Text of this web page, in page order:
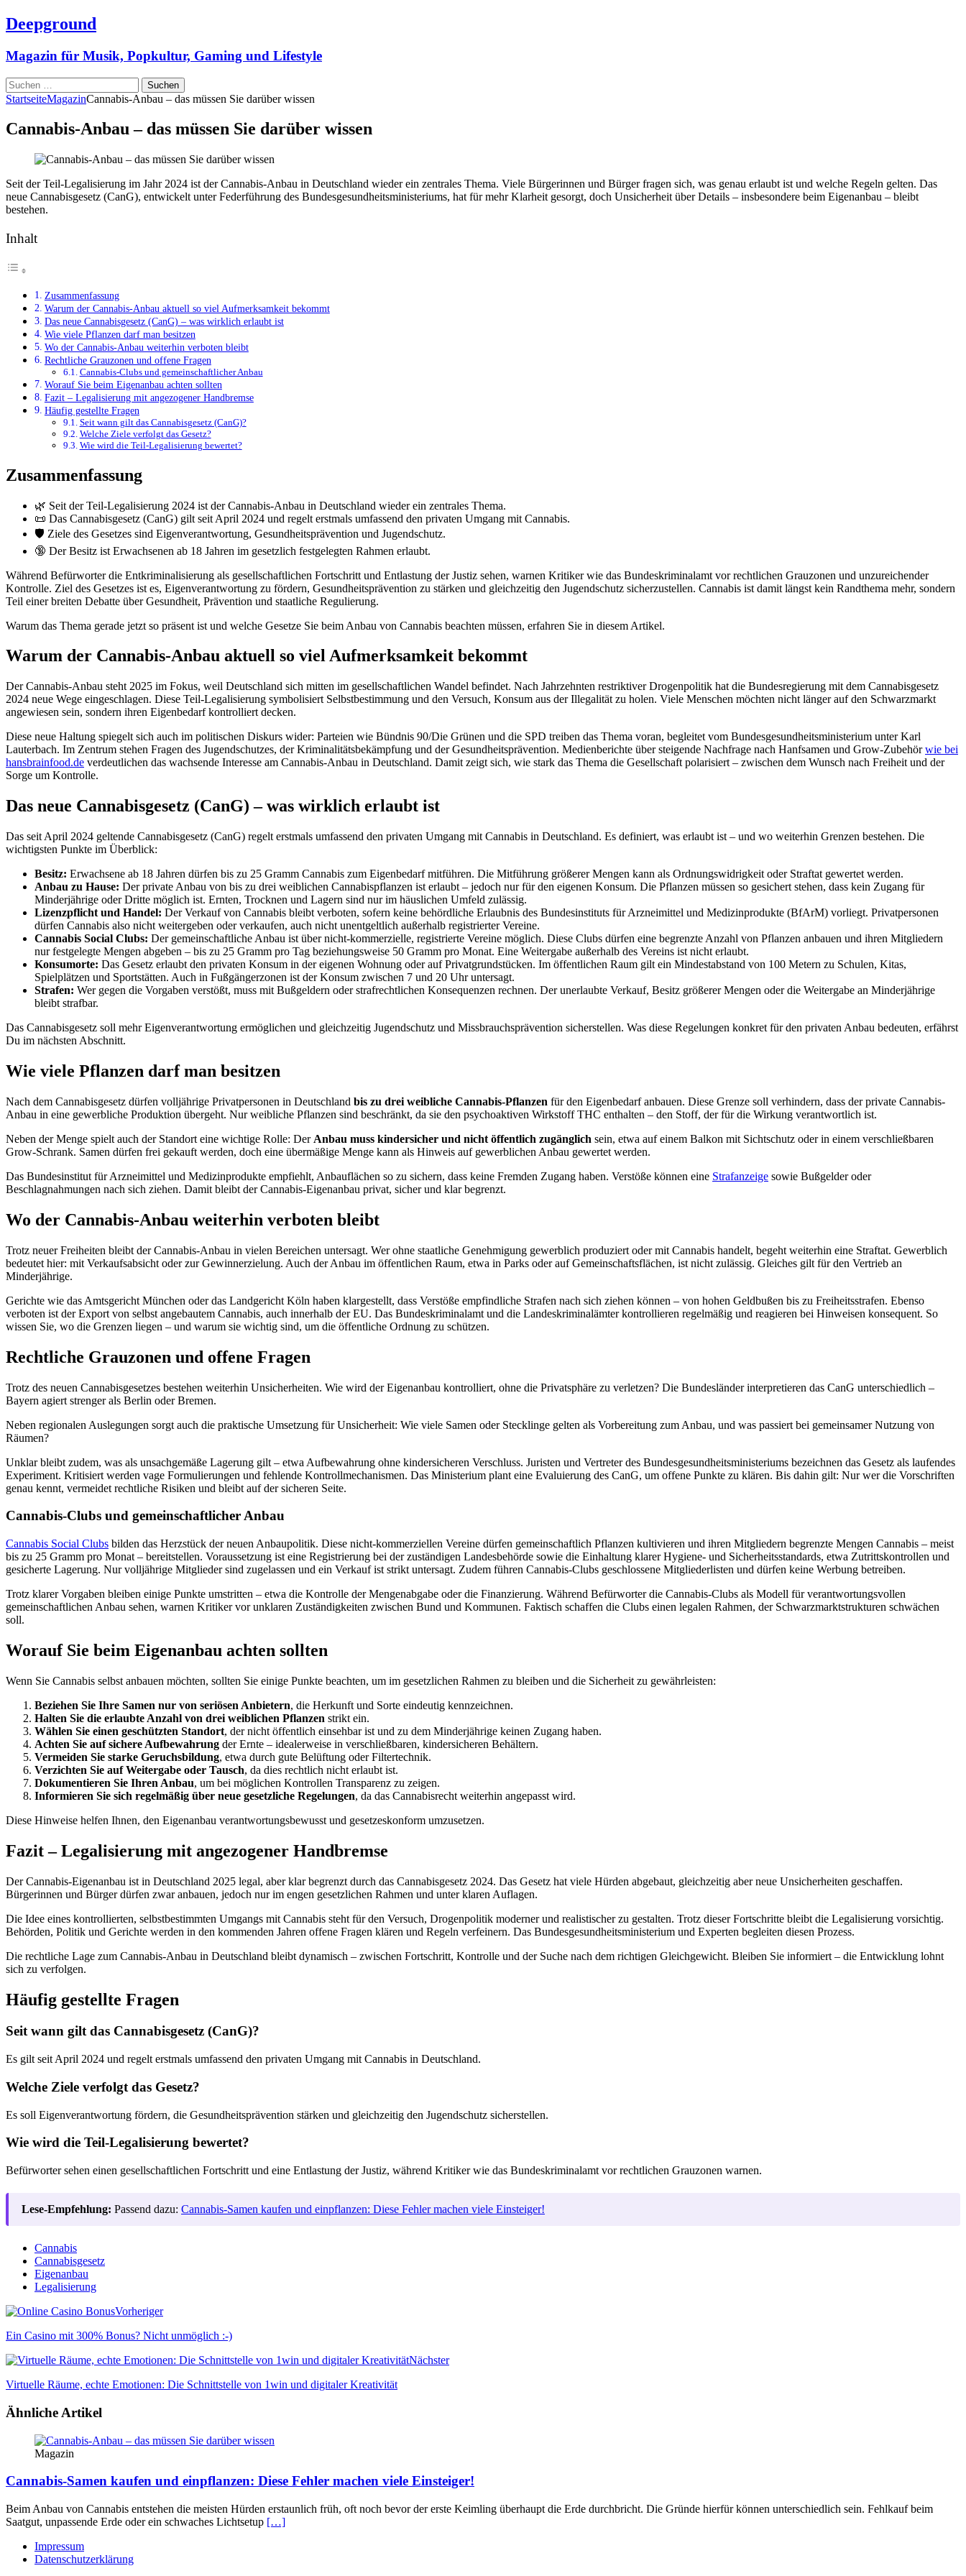
Deepground
Magazin für Musik, Popkultur, Gaming und Lifestyle
Suchen
nach:
StartseiteMagazinCannabis-Anbau – das müssen Sie darüber wissen
Cannabis-Anbau – das müssen Sie darüber wissen
Seit der Teil-Legalisierung im Jahr 2024 ist der Cannabis-Anbau in Deutschland wieder ein zentrales Thema. Viele Bürgerinnen und Bürger fragen sich, was genau erlaubt ist und welche Regeln gelten. Das
neue Cannabisgesetz (CanG), entwickelt unter Federführung des Bundesgesundheitsministeriums, hat für mehr Klarheit gesorgt, doch Unsicherheit über Details – insbesondere beim Eigenanbau – bleibt
bestehen.
Inhalt
Zusammenfassung
Warum der Cannabis-Anbau aktuell so viel Aufmerksamkeit bekommt
Das neue Cannabisgesetz (CanG) – was wirklich erlaubt ist
Wie viele Pflanzen darf man besitzen
Wo der Cannabis-Anbau weiterhin verboten bleibt
Rechtliche Grauzonen und offene Fragen
Cannabis-Clubs und gemeinschaftlicher Anbau
Worauf Sie beim Eigenanbau achten sollten
Fazit – Legalisierung mit angezogener Handbremse
Häufig gestellte Fragen
Seit wann gilt das Cannabisgesetz (CanG)?
Welche Ziele verfolgt das Gesetz?
Wie wird die Teil-Legalisierung bewertet?
Zusammenfassung
🌿 Seit der Teil-Legalisierung 2024 ist der Cannabis-Anbau in Deutschland wieder ein zentrales Thema.
📜 Das Cannabisgesetz (CanG) gilt seit April 2024 und regelt erstmals umfassend den privaten Umgang mit Cannabis.
🛡️ Ziele des Gesetzes sind Eigenverantwortung, Gesundheitsprävention und Jugendschutz.
🔞 Der Besitz ist Erwachsenen ab 18 Jahren im gesetzlich festgelegten Rahmen erlaubt.
Während Befürworter die Entkriminalisierung als gesellschaftlichen Fortschritt und Entlastung der Justiz sehen, warnen Kritiker wie das Bundeskriminalamt vor rechtlichen Grauzonen und unzureichender
Kontrolle. Ziel des Gesetzes ist es, Eigenverantwortung zu fördern, Gesundheitsprävention zu stärken und gleichzeitig den Jugendschutz sicherzustellen. Cannabis ist damit längst kein Randthema mehr, sondern
Teil einer breiten Debatte über Gesundheit, Prävention und staatliche Regulierung.
Warum das Thema gerade jetzt so präsent ist und welche Gesetze Sie beim Anbau von Cannabis beachten müssen, erfahren Sie in diesem Artikel.
Warum der Cannabis-Anbau aktuell so viel Aufmerksamkeit bekommt
Der Cannabis-Anbau steht 2025 im Fokus, weil Deutschland sich mitten im gesellschaftlichen Wandel befindet. Nach Jahrzehnten restriktiver Drogenpolitik hat die Bundesregierung mit dem Cannabisgesetz
2024 neue Wege eingeschlagen. Diese Teil-Legalisierung symbolisiert Selbstbestimmung und den Versuch, Konsum aus der Illegalität zu holen. Viele Menschen möchten nicht länger auf den Schwarzmarkt
angewiesen sein, sondern ihren Eigenbedarf kontrolliert decken.
Diese neue Haltung spiegelt sich auch im politischen Diskurs wider: Parteien wie Bündnis 90/Die Grünen und die SPD treiben das Thema voran, begleitet vom Bundesgesundheitsministerium unter Karl
Lauterbach. Im Zentrum stehen Fragen des Jugendschutzes, der Kriminalitätsbekämpfung und der Gesundheitsprävention. Medienberichte über steigende Nachfrage nach Hanfsamen und Grow-Zubehörwie bei
hansbrainfood.de verdeutlichen das wachsende Interesse am Cannabis-Anbau in Deutschland. Damit zeigt sich, wie stark das Thema die Gesellschaft polarisiert – zwischen dem Wunsch nach Freiheit und der
Sorge um Kontrolle.
Das neue Cannabisgesetz (CanG) – was wirklich erlaubt ist
Das seit April 2024 geltende Cannabisgesetz (CanG) regelt erstmals umfassend den privaten Umgang mit Cannabis in Deutschland. Es definiert, was erlaubt ist – und wo weiterhin Grenzen bestehen. Die
wichtigsten Punkte im Überblick:
Besitz: Erwachsene ab 18 Jahren dürfen bis zu 25 Gramm Cannabis zum Eigenbedarf mitführen. Die Mitführung größerer Mengen kann als Ordnungswidrigkeit oder Straftat gewertet werden.
Anbau zu Hause: Der private Anbau von bis zu drei weiblichen Cannabispflanzen ist erlaubt – jedoch nur für den eigenen Konsum. Die Pflanzen müssen so gesichert stehen, dass kein Zugang für
Minderjährige oder Dritte möglich ist. Ernten, Trocknen und Lagern sind nur im häuslichen Umfeld zulässig.
Lizenzpflicht und Handel: Der Verkauf von Cannabis bleibt verboten, sofern keine behördliche Erlaubnis des Bundesinstituts für Arzneimittel und Medizinprodukte (BfArM) vorliegt. Privatpersonen
dürfen Cannabis also nicht weitergeben oder verkaufen, auch nicht unentgeltlich außerhalb registrierter Vereine.
Cannabis Social Clubs: Der gemeinschaftliche Anbau ist über nicht-kommerzielle, registrierte Vereine möglich. Diese Clubs dürfen eine begrenzte Anzahl von Pflanzen anbauen und ihren Mitgliedern
nur festgelegte Mengen abgeben – bis zu 25 Gramm pro Tag beziehungsweise 50 Gramm pro Monat. Eine Weitergabe außerhalb des Vereins ist nicht erlaubt.
Konsumorte: Das Gesetz erlaubt den privaten Konsum in der eigenen Wohnung oder auf Privatgrundstücken. Im öffentlichen Raum gilt ein Mindestabstand von 100 Metern zu Schulen, Kitas,
Spielplätzen und Sportstätten. Auch in Fußgängerzonen ist der Konsum zwischen 7 und 20 Uhr untersagt.
Strafen: Wer gegen die Vorgaben verstößt, muss mit Bußgeldern oder strafrechtlichen Konsequenzen rechnen. Der unerlaubte Verkauf, Besitz größerer Mengen oder die Weitergabe an Minderjährige
bleibt strafbar.
Das Cannabisgesetz soll mehr Eigenverantwortung ermöglichen und gleichzeitig Jugendschutz und Missbrauchsprävention sicherstellen. Was diese Regelungen konkret für den privaten Anbau bedeuten, erfährst
Du im nächsten Abschnitt.
Wie viele Pflanzen darf man besitzen
Nach dem Cannabisgesetz dürfen volljährige Privatpersonen in Deutschland bis zu drei weibliche Cannabis-Pflanzen für den Eigenbedarf anbauen. Diese Grenze soll verhindern, dass der private Cannabis-
Anbau in eine gewerbliche Produktion übergeht. Nur weibliche Pflanzen sind beschränkt, da sie den psychoaktiven Wirkstoff THC enthalten – den Stoff, der für die Wirkung verantwortlich ist.
Neben der Menge spielt auch der Standort eine wichtige Rolle: Der Anbau muss kindersicher und nicht öffentlich zugänglich sein, etwa auf einem Balkon mit Sichtschutz oder in einem verschließbaren
Grow-Schrank. Samen dürfen frei gekauft werden, doch eine übermäßige Menge kann als Hinweis auf gewerblichen Anbau gewertet werden.
Das Bundesinstitut für Arzneimittel und Medizinprodukte empfiehlt, Anbauflächen so zu sichern, dass keine Fremden Zugang haben. Verstöße können eine Strafanzeige sowie Bußgelder oder
Beschlagnahmungen nach sich ziehen. Damit bleibt der Cannabis-Eigenanbau privat, sicher und klar begrenzt.
Wo der Cannabis-Anbau weiterhin verboten bleibt
Trotz neuer Freiheiten bleibt der Cannabis-Anbau in vielen Bereichen untersagt. Wer ohne staatliche Genehmigung gewerblich produziert oder mit Cannabis handelt, begeht weiterhin eine Straftat. Gewerblich
bedeutet hier: mit Verkaufsabsicht oder zur Gewinnerzielung. Auch der Anbau im öffentlichen Raum, etwa in Parks oder auf Gemeinschaftsflächen, ist nicht zulässig. Gleiches gilt für den Vertrieb an
Minderjährige.
Gerichte wie das Amtsgericht München oder das Landgericht Köln haben klargestellt, dass Verstöße empfindliche Strafen nach sich ziehen können – von hohen Geldbußen bis zu Freiheitsstrafen. Ebenso
verboten ist der Export von selbst angebautem Cannabis, auch innerhalb der EU. Das Bundeskriminalamt und die Landeskriminalämter kontrollieren regelmäßig und reagieren bei Hinweisen konsequent. So
wissen Sie, wo die Grenzen liegen – und warum sie wichtig sind, um die öffentliche Ordnung zu schützen.
Rechtliche Grauzonen und offene Fragen
Trotz des neuen Cannabisgesetzes bestehen weiterhin Unsicherheiten. Wie wird der Eigenanbau kontrolliert, ohne die Privatsphäre zu verletzen? Die Bundesländer interpretieren das CanG unterschiedlich –
Bayern agiert strenger als Berlin oder Bremen.
Neben regionalen Auslegungen sorgt auch die praktische Umsetzung für Unsicherheit: Wie viele Samen oder Stecklinge gelten als Vorbereitung zum Anbau, und was passiert bei gemeinsamer Nutzung von
Räumen?
Unklar bleibt zudem, was als unsachgemäße Lagerung gilt – etwa Aufbewahrung ohne kindersicheren Verschluss. Juristen und Vertreter des Bundesgesundheitsministeriums bezeichnen das Gesetz als laufendes
Experiment. Kritisiert werden vage Formulierungen und fehlende Kontrollmechanismen. Das Ministerium plant eine Evaluierung des CanG, um offene Punkte zu klären. Bis dahin gilt: Nur wer die Vorschriften
genau kennt, vermeidet rechtliche Risiken und bleibt auf der sicheren Seite.
Cannabis-Clubs und gemeinschaftlicher Anbau
Cannabis Social Clubs bilden das Herzstück der neuen Anbaupolitik. Diese nicht-kommerziellen Vereine dürfen gemeinschaftlich Pflanzen kultivieren und ihren Mitgliedern begrenzte Mengen Cannabis – meist
bis zu 25 Gramm pro Monat – bereitstellen. Voraussetzung ist eine Registrierung bei der zuständigen Landesbehörde sowie die Einhaltung klarer Hygiene- und Sicherheitsstandards, etwa Zutrittskontrollen und
gesicherte Lagerung. Nur volljährige Mitglieder sind zugelassen und ein Verkauf ist strikt untersagt. Zudem führen Cannabis-Clubs geschlossene Mitgliederlisten und dürfen keine Werbung betreiben.
Trotz klarer Vorgaben bleiben einige Punkte umstritten – etwa die Kontrolle der Mengenabgabe oder die Finanzierung. Während Befürworter die Cannabis-Clubs als Modell für verantwortungsvollen
gemeinschaftlichen Anbau sehen, warnen Kritiker vor unklaren Zuständigkeiten zwischen Bund und Kommunen. Faktisch schaffen die Clubs einen legalen Rahmen, der Schwarzmarktstrukturen schwächen
soll.
Worauf Sie beim Eigenanbau achten sollten
Wenn Sie Cannabis selbst anbauen möchten, sollten Sie einige Punkte beachten, um im gesetzlichen Rahmen zu bleiben und die Sicherheit zu gewährleisten:
Beziehen Sie Ihre Samen nur von seriösen Anbietern, die Herkunft und Sorte eindeutig kennzeichnen.
Halten Sie die erlaubte Anzahl von drei weiblichen Pflanzen strikt ein.
Wählen Sie einen geschützten Standort, der nicht öffentlich einsehbar ist und zu dem Minderjährige keinen Zugang haben.
Achten Sie auf sichere Aufbewahrung der Ernte – idealerweise in verschließbaren, kindersicheren Behältern.
Vermeiden Sie starke Geruchsbildung, etwa durch gute Belüftung oder Filtertechnik.
Verzichten Sie auf Weitergabe oder Tausch, da dies rechtlich nicht erlaubt ist.
Dokumentieren Sie Ihren Anbau, um bei möglichen Kontrollen Transparenz zu zeigen.
Informieren Sie sich regelmäßig über neue gesetzliche Regelungen, da das Cannabisrecht weiterhin angepasst wird.
Diese Hinweise helfen Ihnen, den Eigenanbau verantwortungsbewusst und gesetzeskonform umzusetzen.
Fazit – Legalisierung mit angezogener Handbremse
Der Cannabis-Eigenanbau ist in Deutschland 2025 legal, aber klar begrenzt durch das Cannabisgesetz 2024. Das Gesetz hat viele Hürden abgebaut, gleichzeitig aber neue Unsicherheiten geschaffen.
Bürgerinnen und Bürger dürfen zwar anbauen, jedoch nur im engen gesetzlichen Rahmen und unter klaren Auflagen.
Die Idee eines kontrollierten, selbstbestimmten Umgangs mit Cannabis steht für den Versuch, Drogenpolitik moderner und realistischer zu gestalten. Trotz dieser Fortschritte bleibt die Legalisierung vorsichtig.
Behörden, Politik und Gerichte werden in den kommenden Jahren offene Fragen klären und Regeln verfeinern. Das Bundesgesundheitsministerium und Experten begleiten diesen Prozess.
Die rechtliche Lage zum Cannabis-Anbau in Deutschland bleibt dynamisch – zwischen Fortschritt, Kontrolle und der Suche nach dem richtigen Gleichgewicht. Bleiben Sie informiert – die Entwicklung lohnt
sich zu verfolgen.
Häufig gestellte Fragen
Seit wann gilt das Cannabisgesetz (CanG)?
Es gilt seit April 2024 und regelt erstmals umfassend den privaten Umgang mit Cannabis in Deutschland.
Welche Ziele verfolgt das Gesetz?
Es soll Eigenverantwortung fördern, die Gesundheitsprävention stärken und gleichzeitig den Jugendschutz sicherstellen.
Wie wird die Teil-Legalisierung bewertet?
Befürworter sehen einen gesellschaftlichen Fortschritt und eine Entlastung der Justiz, während Kritiker wie das Bundeskriminalamt vor rechtlichen Grauzonen warnen.
Lese-Empfehlung: Passend dazu: Cannabis-Samen kaufen und einpflanzen: Diese Fehler machen viele Einsteiger!
Cannabis
Cannabisgesetz
Eigenanbau
Legalisierung
Vorheriger
Ein Casino mit 300% Bonus? Nicht unmöglich :-)
Nächster
Virtuelle Räume, echte Emotionen: Die Schnittstelle von 1win und digitaler Kreativität
Ähnliche Artikel
Magazin
Cannabis-Samen kaufen und einpflanzen: Diese Fehler machen viele Einsteiger!
Beim Anbau von Cannabis entstehen die meisten Hürden erstaunlich früh, oft noch bevor der erste Keimling überhaupt die Erde durchbricht. Die Gründe hierfür können unterschiedlich sein. Fehlkauf beim
Saatgut, unpassende Erde oder ein schwaches Lichtsetup […]
Impressum
Datenschutzerklärung